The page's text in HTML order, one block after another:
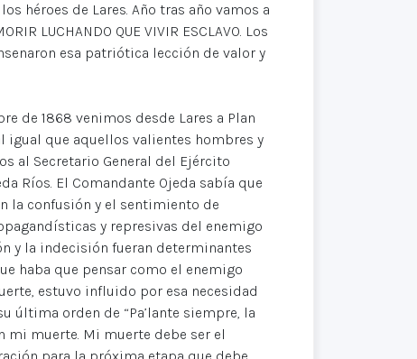
héroes de Lares. Año tras año vamos a
LUCHANDO QUE VIVIR ESCLAVO. Los
esa patriótica lección de valor y
de 1868 venimos desde Lares a Plan
igual que aquellos valientes hombres y
al Secretario General del Ejército
Ríos. El Comandante Ojeda sabía que
la confusión y el sentimiento de
y represivas del enemigo
y la indecisión fueran determinantes
haba que pensar como el enemigo
estuvo influido por esa necesidad
última orden de “Pa’lante siempre, la
mi muerte. Mi muerte debe ser el